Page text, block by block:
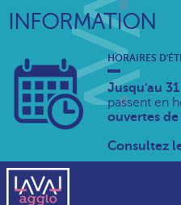
INFORMATION
HORAIRES
Jusqu'au
passent en
ouvertes de
Consultez